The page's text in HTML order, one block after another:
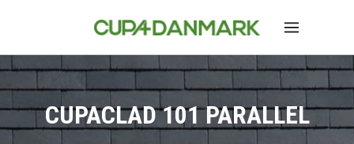
CUPACLAD 101 PARALLEL